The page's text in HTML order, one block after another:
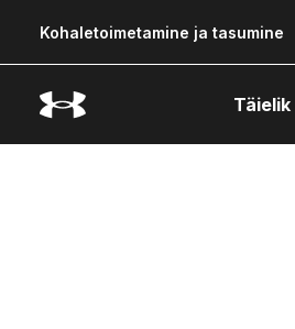
Kohaletoimetamine ja tasumine